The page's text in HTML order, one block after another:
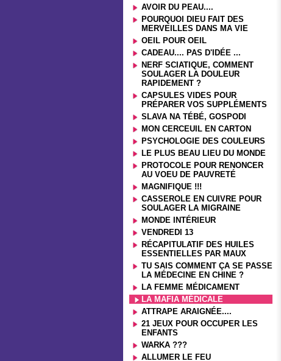
AVOIR DU PEAU....
POURQUOI DIEU FAIT DES
MERVEILLES DANS MA VIE
OEIL POUR OEIL
CADEAU.... PAS D'IDÉE ...
NERF SCIATIQUE, COMMENT
SOULAGER LA DOULEUR
RAPIDEMENT ?
CAPSULES VIDES POUR
PRÉPARER VOS SUPPLÉMENTS
SLAVA NA TÉBÉ, GOSPODI
MON CERCEUIL EN CARTON
PSYCHOLOGIE DES COULEURS
LE PLUS BEAU LIEU DU MONDE
PROTOCOLE POUR RENONCER
AU VOEU DE PAUVRETÉ
MAGNIFIQUE !!!
CASSEROLE EN CUIVRE POUR
SOULAGER LA MIGRAINE
MONDE INTÉRIEUR
VENDREDI 13
RÉCAPITULATIF DES HUILES
ESSENTIELLES PAR MAUX
TU SAIS COMMENT ÇA SE PASSE
LA MÉDECINE EN CHINE ?
LA FEMME MÉDICAMENT
LA MAFIA MÉDICALE
ATTRAPE ARAIGNÉE....
21 JEUX POUR OCCUPER LES
ENFANTS
WARKA ???
ALLUMER LE FEU